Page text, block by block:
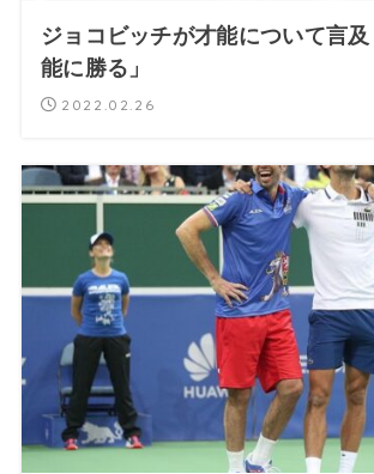
ジョコビッチが才能について言
能に勝る」
2022.02.26